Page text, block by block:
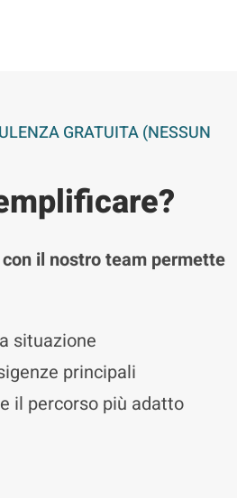
GRATUITA (NESSUN
il nostro team permette
situazione
principali
il percorso più adatto